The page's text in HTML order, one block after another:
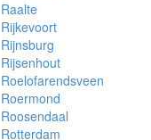
Raalte
Rijkevoort
Rijnsburg
Rijsenhout
Roelofarendsveen
Roermond
Roosendaal
Rotterdam